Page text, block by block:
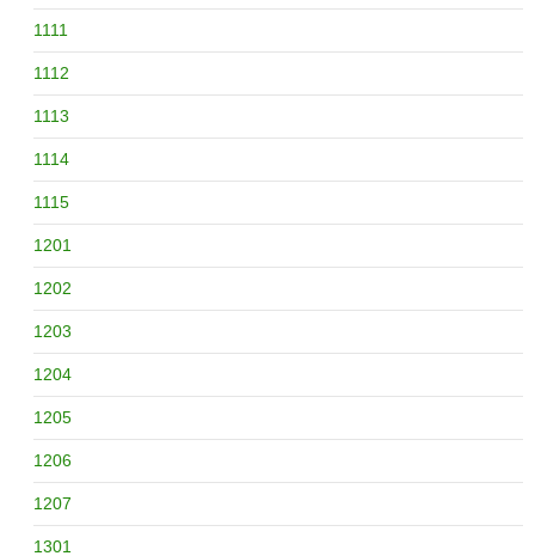
1111
1112
1113
1114
1115
1201
1202
1203
1204
1205
1206
1207
1301